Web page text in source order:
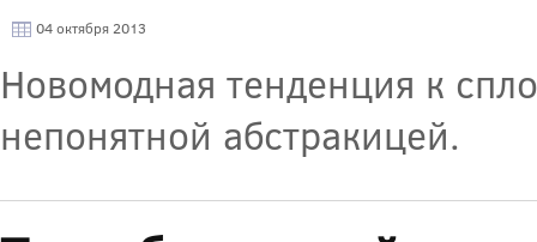
04 октября 2013
Новомодная тенденция к
непонятной абстракицей.